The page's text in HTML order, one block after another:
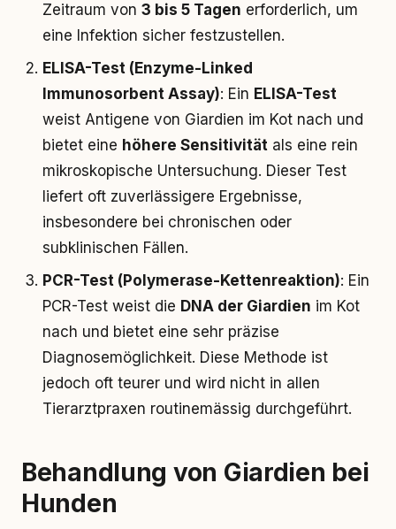
Zeitraum von 3 bis 5 Tagen erforderlich, um
eine Infektion sicher festzustellen.
ELISA-Test (Enzyme-Linked
Immunosorbent Assay): Ein ELISA-Test
weist Antigene von Giardien im Kot nach und
bietet eine höhere Sensitivität als eine rein
mikroskopische Untersuchung. Dieser Test
liefert oft zuverlässigere Ergebnisse,
insbesondere bei chronischen oder
subklinischen Fällen.
PCR-Test (Polymerase-Kettenreaktion): Ein
PCR-Test weist die DNA der Giardien im Kot
nach und bietet eine sehr präzise
Diagnosemöglichkeit. Diese Methode ist
jedoch oft teurer und wird nicht in allen
Tierarztpraxen routinemässig durchgeführt.
Behandlung von Giardien bei
Hunden